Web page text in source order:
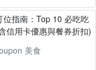
指南：Top 10 必吃吃
信用卡優惠與餐券折扣)
美食